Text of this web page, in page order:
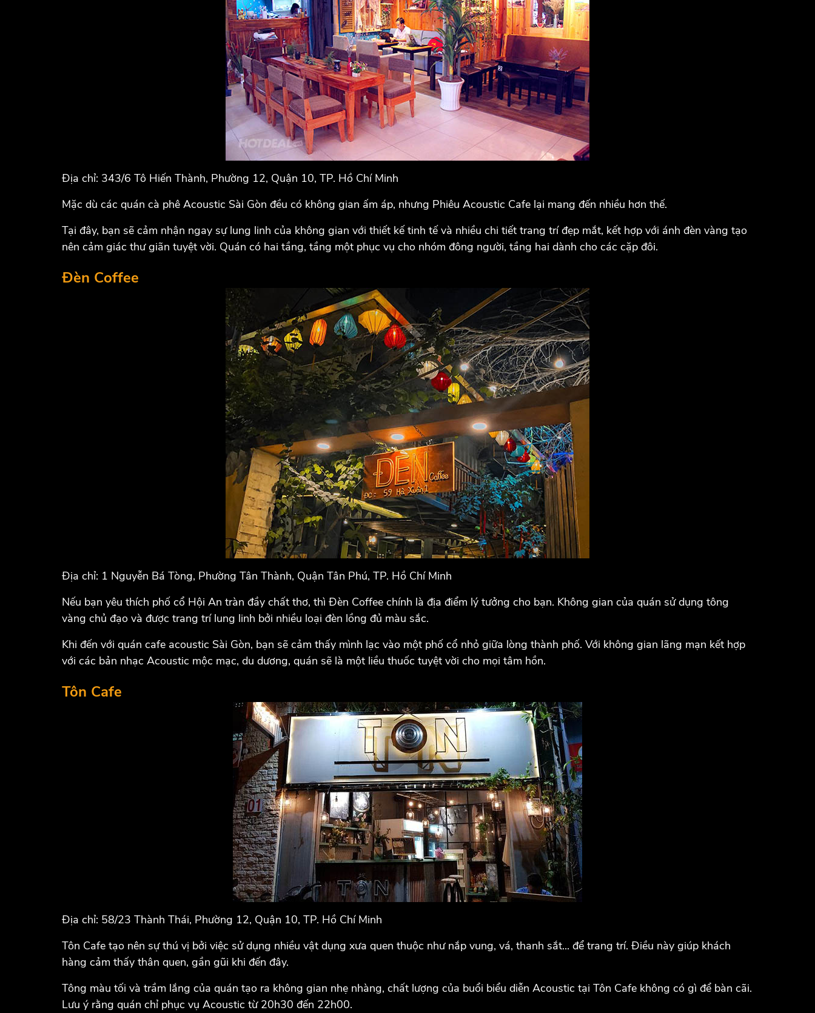
Địa chỉ: 343/6 Tô Hiến Thành, Phường 12, Quận 10, TP. Hồ Chí Minh
Mặc dù các quán cà phê Acoustic Sài Gòn đều có không gian ấm áp, nhưng Phiêu Acoustic Cafe lại mang đến nhiều hơn thế.
Tại đây, bạn sẽ cảm nhận ngay sự lung linh của không gian với thiết kế tinh tế và nhiều chi tiết trang trí đẹp mắt, kết hợp với ánh đèn vàng tạo
nên cảm giác thư giãn tuyệt vời. Quán có hai tầng, tầng một phục vụ cho nhóm đông người, tầng hai dành cho các cặp đôi.
Đèn Coffee
Địa chỉ: 1 Nguyễn Bá Tòng, Phường Tân Thành, Quận Tân Phú, TP. Hồ Chí Minh
Nếu bạn yêu thích phố cổ Hội An tràn đầy chất thơ, thì Đèn Coffee chính là địa điểm lý tưởng cho bạn. Không gian của quán sử dụng tông
vàng chủ đạo và được trang trí lung linh bởi nhiều loại đèn lồng đủ màu sắc.
Khi đến với quán cafe acoustic Sài Gòn, bạn sẽ cảm thấy mình lạc vào một phố cổ nhỏ giữa lòng thành phố. Với không gian lãng mạn kết hợp
với các bản nhạc Acoustic mộc mạc, du dương, quán sẽ là một liều thuốc tuyệt vời cho mọi tâm hồn.
Tôn Cafe
Địa chỉ: 58/23 Thành Thái, Phường 12, Quận 10, TP. Hồ Chí Minh
Tôn Cafe tạo nên sự thú vị bởi việc sử dụng nhiều vật dụng xưa quen thuộc như nắp vung, vá, thanh sắt... để trang trí. Điều này giúp khách
hàng cảm thấy thân quen, gần gũi khi đến đây.
Tông màu tối và trầm lắng của quán tạo ra không gian nhẹ nhàng, chất lượng của buổi biểu diễn Acoustic tại Tôn Cafe không có gì để bàn cãi.
Lưu ý rằng quán chỉ phục vụ Acoustic từ 20h30 đến 22h00.